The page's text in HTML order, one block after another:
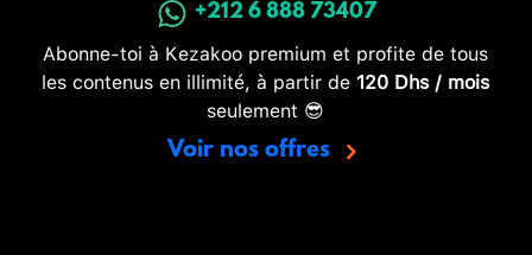
+212 6 888 73407
Abonne-toi à Kezakoo premium et profite de tous
les contenus en illimité, à partir de 120 Dhs / mois
seulement 😎
Voir nos offres